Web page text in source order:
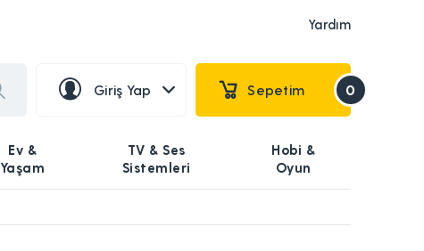
Yardım
Giriş Yap Sepetim 0
Ev &
Yaşam
TV & Ses
Sistemleri
Hobi &
Oyun